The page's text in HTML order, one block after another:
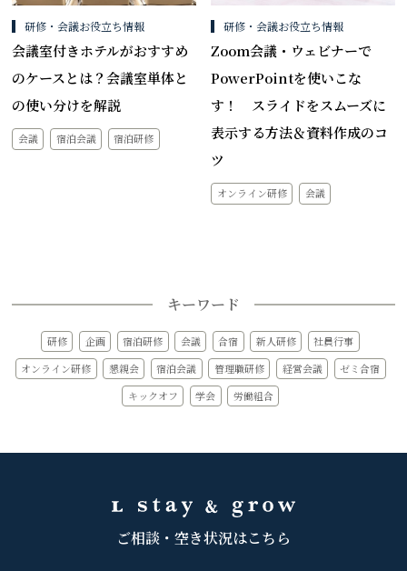
研修・会議お役立ち情報
会議室付きホテルがおすすめ
のケースとは？会議室単体と
の使い分けを解説
会議 宿泊会議 宿泊研修
研修・会議お役立ち情報
Zoom会議・ウェビナーで
PowerPointを使いこな
す！ スライドをスムーズに
表示する方法＆資料作成のコ
ツ
オンライン研修 会議
キーワード
研修 企画 宿泊研修 会議 合宿 新人研修
社員行事
オンライン研修
懇親会 宿泊会議 管理職研修 経営会議
ゼミ合宿
キックオフ
学会 労働組合
ご相談・空き状況はこちら